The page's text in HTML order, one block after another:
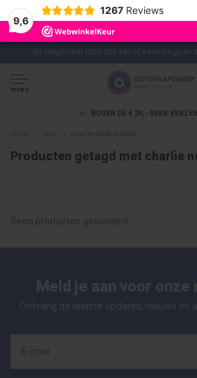
9,6
1267 Reviews
Bij vragen bel 0251 839 447 of kom langs in
MENU
BOVEN DE € 20,- GEEN
charlie noble eliquid
Producten getagd met charlie
Geen producten gevonden!...
Meld je aan voor onze
Ontvang de laatste updates, nieuws en